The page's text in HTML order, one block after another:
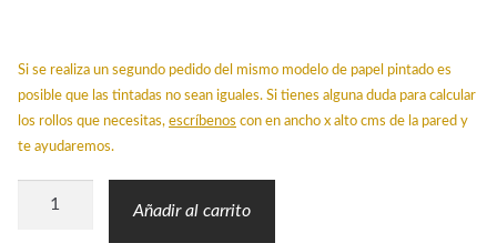
Si se realiza un segundo pedido del mismo modelo de papel pintado es
posible que las tintadas no sean iguales. Si tienes alguna duda para calcular
los rollos que necesitas, escríbenos con en ancho x alto cms de la pared y
te ayudaremos.
Papel
Añadir al carrito